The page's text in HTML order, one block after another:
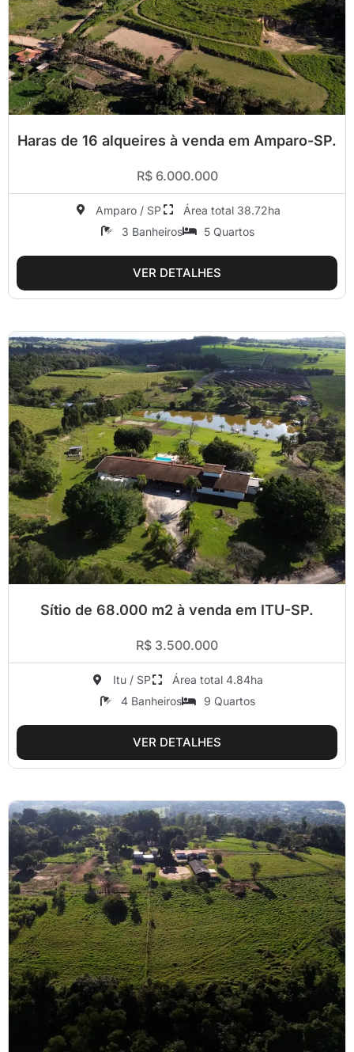
Haras de 16 alqueires à venda em Amparo-SP.
R$ 6.000.000
Amparo / SP
Área total 38.72ha
3 Banheiros
5 Quartos
VER DETALHES
Sítio de 68.000 m2 à venda em ITU-SP.
R$ 3.500.000
Itu / SP
Área total 4.84ha
4 Banheiros
9 Quartos
VER DETALHES